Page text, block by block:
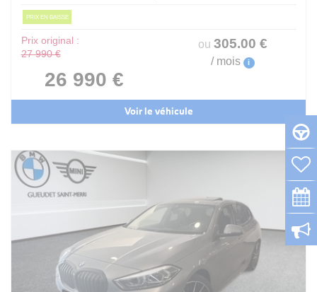
PRIX EN BAISSE
Prix original :
27 990 €
26 990 €
ou 305.00 €
/ mois i
Voir le véhicule